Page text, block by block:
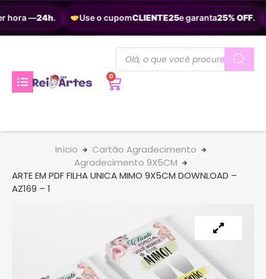
hora —24h. Use o cupomCLIENTE25e garanta25% OFF.
0
Início
Cartão Agradecimento
Agradecimento 9X5CM
ARTE EM PDF FILHA UNICA MIMO 9X5CM DOWNLOAD –
AZ169 – 1